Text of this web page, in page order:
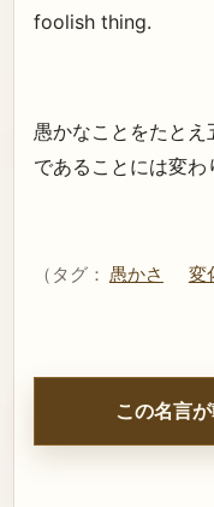
foolish thing.
愚かなことをたと
であることには変わ
（タグ： 愚かさ 変
この名言